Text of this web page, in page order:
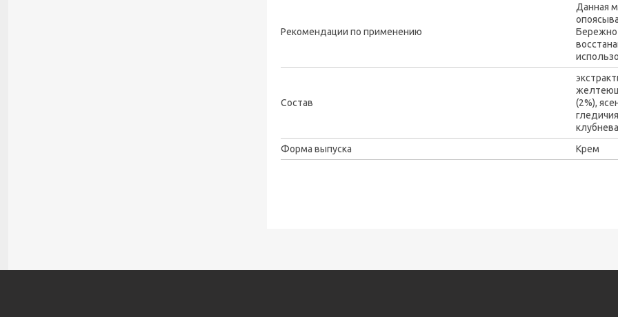
Рекомендации по применению
Данная
Бережно
Состав
(2%),
Форма выпуска
Крем